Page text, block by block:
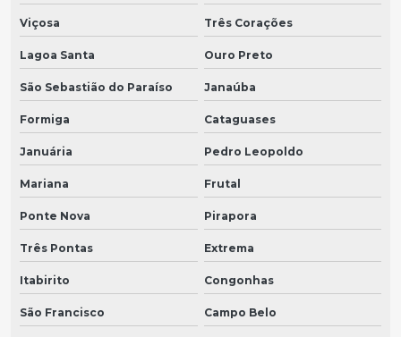
Viçosa Três Corações
Lagoa Santa Ouro Preto
São Sebastião do Paraíso Janaúba
Formiga Cataguases
Januária Pedro Leopoldo
Mariana Frutal
Ponte Nova Pirapora
Três Pontas Extrema
Itabirito Congonhas
São Francisco Campo Belo